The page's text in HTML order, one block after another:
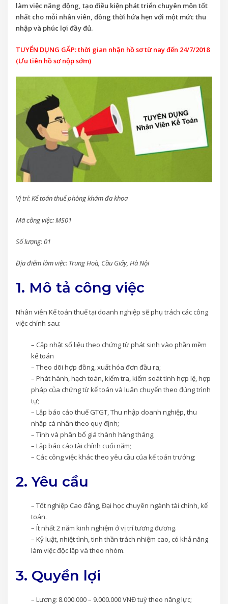
làm việc năng động, tạo điều kiện phát triển chuyên môn tốt
nhất cho mỗi nhân viên, đồng thời hứa hẹn với một mức thu
nhập và phúc lợi đầy đủ.
TUYỂN DỤNG GẤP: thời gian nhận hồ sơ từ nay đến 24/7/2018
(Ưu tiên hồ sơ nộp sớm)
Vị trí: Kế toán thuế phòng khám đa khoa
Mã công việc: MS01
Số lượng: 01
Địa điểm làm việc: Trung Hoà, Cầu Giấy, Hà Nội
1. Mô tả công việc
Nhân viên Kế toán thuế tại doanh nghiệp sẽ phụ trách các công
việc chính sau:
– Cập nhật số liệu theo chứng từ phát sinh vào phần mềm
kế toán
– Theo dõi hợp đồng, xuất hóa đơn đầu ra;
– Phát hành, hạch toán, kiểm tra, kiểm soát tính hợp lệ, hợp
pháp của chứng từ kế toán và luân chuyển theo đúng trình
tự;
– Lập báo cáo thuế GTGT, Thu nhập doanh nghiệp, thu
nhập cá nhân theo quy định;
– Tính và phân bổ giá thành hàng tháng;
– Lập báo cáo tài chính cuối năm;
– Các công việc khác theo yêu cầu của kế toán trưởng;
2. Yêu cầu
– Tốt nghiệp Cao đẳng, Đại học chuyên ngành tài chính, kế
toán.
– Ít nhất 2 năm kinh nghiệm ở vị trí tương đương.
– Kỷ luật, nhiệt tình, tinh thần trách nhiệm cao, có khả năng
làm việc độc lập và theo nhóm.
3. Quyền lợi
– Lương: 8.000.000 – 9.000.000 VNĐ tuỳ theo năng lực;